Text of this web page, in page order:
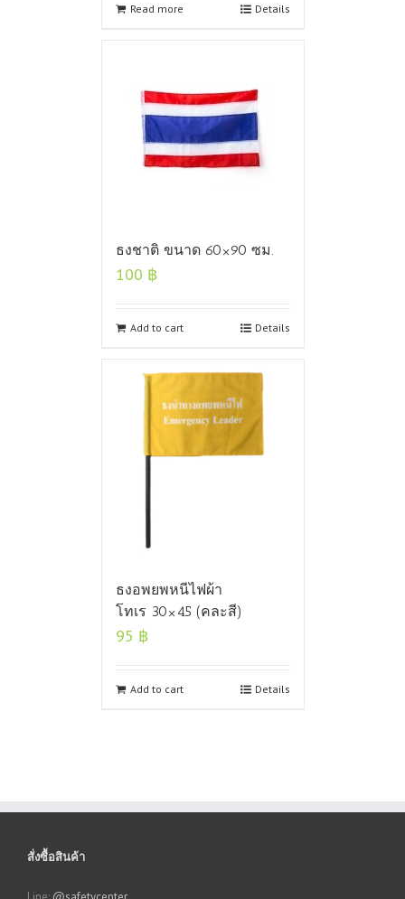
Read more Details
ธงชาติ ขนาด 60×90 ซม.
100 ฿
Add to cart Details
ธงอพยพหนีไฟผ้า
โทเร 30×45 (คละสี)
95 ฿
Add to cart Details
สั่งซื้อสินค้า